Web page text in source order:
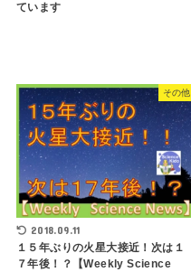
ています
その他
2018.09.11
１５年ぶりの火星大接近！次は１
７年後！？【Weekly Science